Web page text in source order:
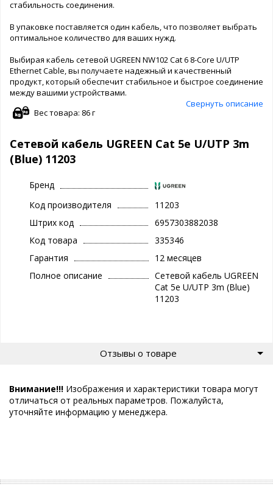
стабильность соединения.
В упаковке поставляется один кабель, что позволяет выбрать
оптимальное количество для ваших нужд.
Выбирая кабель сетевой UGREEN NW102 Cat 6 8-Core U/UTP
Ethernet Cable, вы получаете надежный и качественный
продукт, который обеспечит стабильное и быстрое соединение
между вашими устройствами.
Свернуть описание
Вес товара: 86 г
Сетевой кабель UGREEN Cat 5e U/UTP 3m
(Blue) 11203
Бренд
Код производителя
11203
Штрих код
6957303882038
Код товара
335346
Гарантия
12 месяцев
Полное описание
Сетевой кабель UGREEN
Cat 5e U/UTP 3m (Blue)
11203
Отзывы о товаре
Внимание!!! Изображения и характеристики товара могут
отличаться от реальных параметров. Пожалуйста,
уточняйте информацию у менеджера.